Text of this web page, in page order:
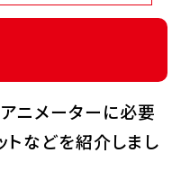
ニメーターに必要
トなどを紹介しまし